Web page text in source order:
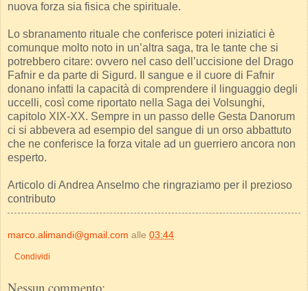
nuova forza sia fisica che spirituale.
Lo sbranamento rituale che conferisce poteri iniziatici è
comunque molto noto in un’altra saga, tra le tante che si
potrebbero citare: ovvero nel caso dell’uccisione del Drago
Fafnir e da parte di Sigurd. Il sangue e il cuore di Fafnir
donano infatti la capacità di comprendere il linguaggio degli
uccelli, così come riportato nella Saga dei Volsunghi,
capitolo XIX-XX. Sempre in un passo delle Gesta Danorum
ci si abbevera ad esempio del sangue di un orso abbattuto
che ne conferisce la forza vitale ad un guerriero ancora non
esperto.
Articolo di Andrea Anselmo che ringraziamo per il prezioso
contributo
marco.alimandi@gmail.com alle 03:44
Condividi
Nessun commento: